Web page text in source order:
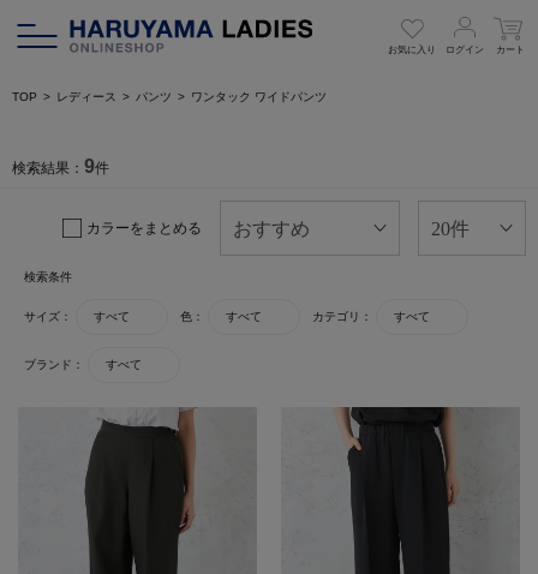
お気に入り ログイン カート
TOP レディース パンツ ワンタック ワイドパンツ
検索結果： 9件
カラーをまとめる
検索条件
サイズ： すべて 色： すべて カテゴリ： すべて
ブランド： すべて